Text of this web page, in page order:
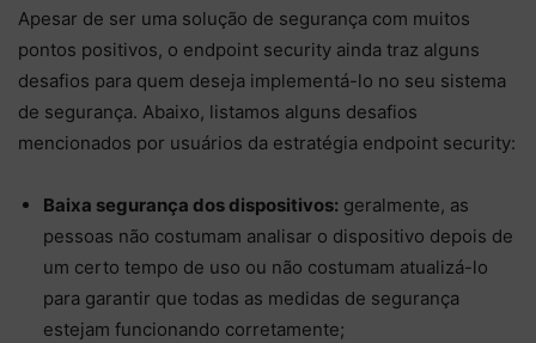
Apesar de ser uma solução de segurança com muitos
pontos positivos, o endpoint security ainda traz alguns
desafios para quem deseja implementá-lo no seu sistema
de segurança. Abaixo, listamos alguns desafios
mencionados por usuários da estratégia endpoint security:
Baixa segurança dos dispositivos: geralmente, as
pessoas não costumam analisar o dispositivo depois de
um certo tempo de uso ou não costumam atualizá-lo
para garantir que todas as medidas de segurança
estejam funcionando corretamente;